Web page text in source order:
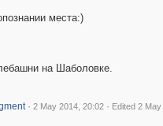
места:)
на Шаболовке.
· 2 May 2014, 20:02 · Edited 2